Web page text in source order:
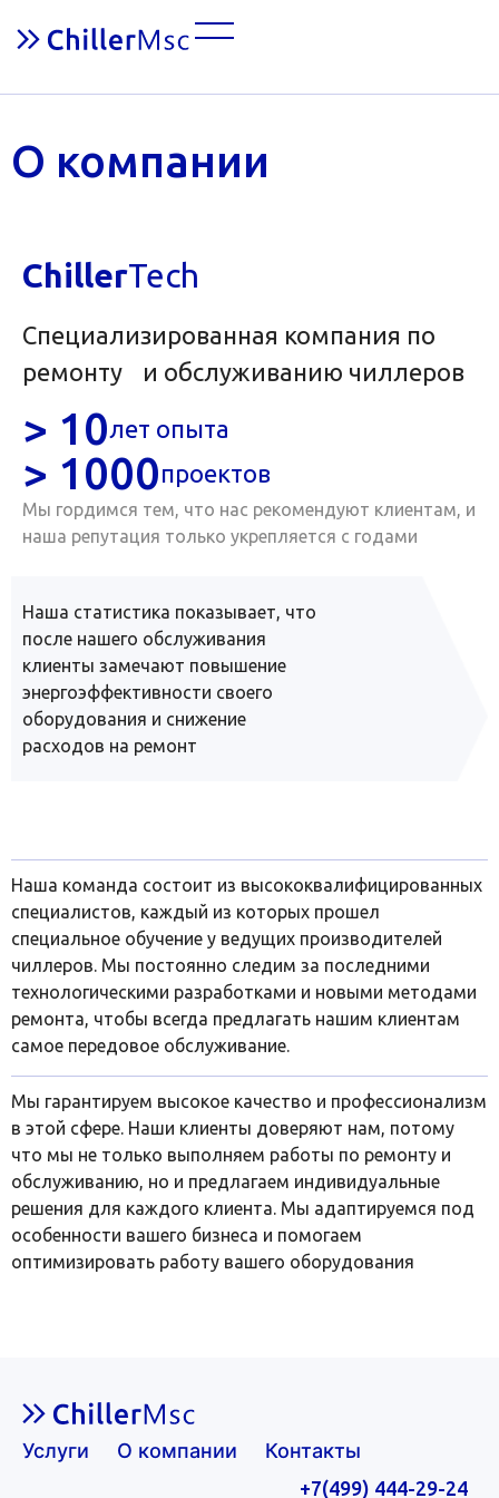
О компании
ChillerTech
Специализированная компания по
ремонту и обслуживанию чиллеров
> 10лет опыта
> 1000проектов
Мы гордимся тем, что нас рекомендуют клиентам, и
наша репутация только укрепляется с годами
Наша статистика показывает, что
после нашего обслуживания
клиенты замечают повышение
энергоэффективности своего
оборудования и снижение
расходов на ремонт
Наша команда состоит из высококвалифицированных
специалистов, каждый из которых прошел
специальное обучение у ведущих производителей
чиллеров. Мы постоянно следим за последними
технологическими разработками и новыми методами
ремонта, чтобы всегда предлагать нашим клиентам
самое передовое обслуживание.
Мы гарантируем высокое качество и профессионализм
в этой сфере. Наши клиенты доверяют нам, потому
что мы не только выполняем работы по ремонту и
обслуживанию, но и предлагаем индивидуальные
решения для каждого клиента. Мы адаптируемся под
особенности вашего бизнеса и помогаем
оптимизировать работу вашего оборудования
Услуги О компании Контакты
+7(499) 444-29-24